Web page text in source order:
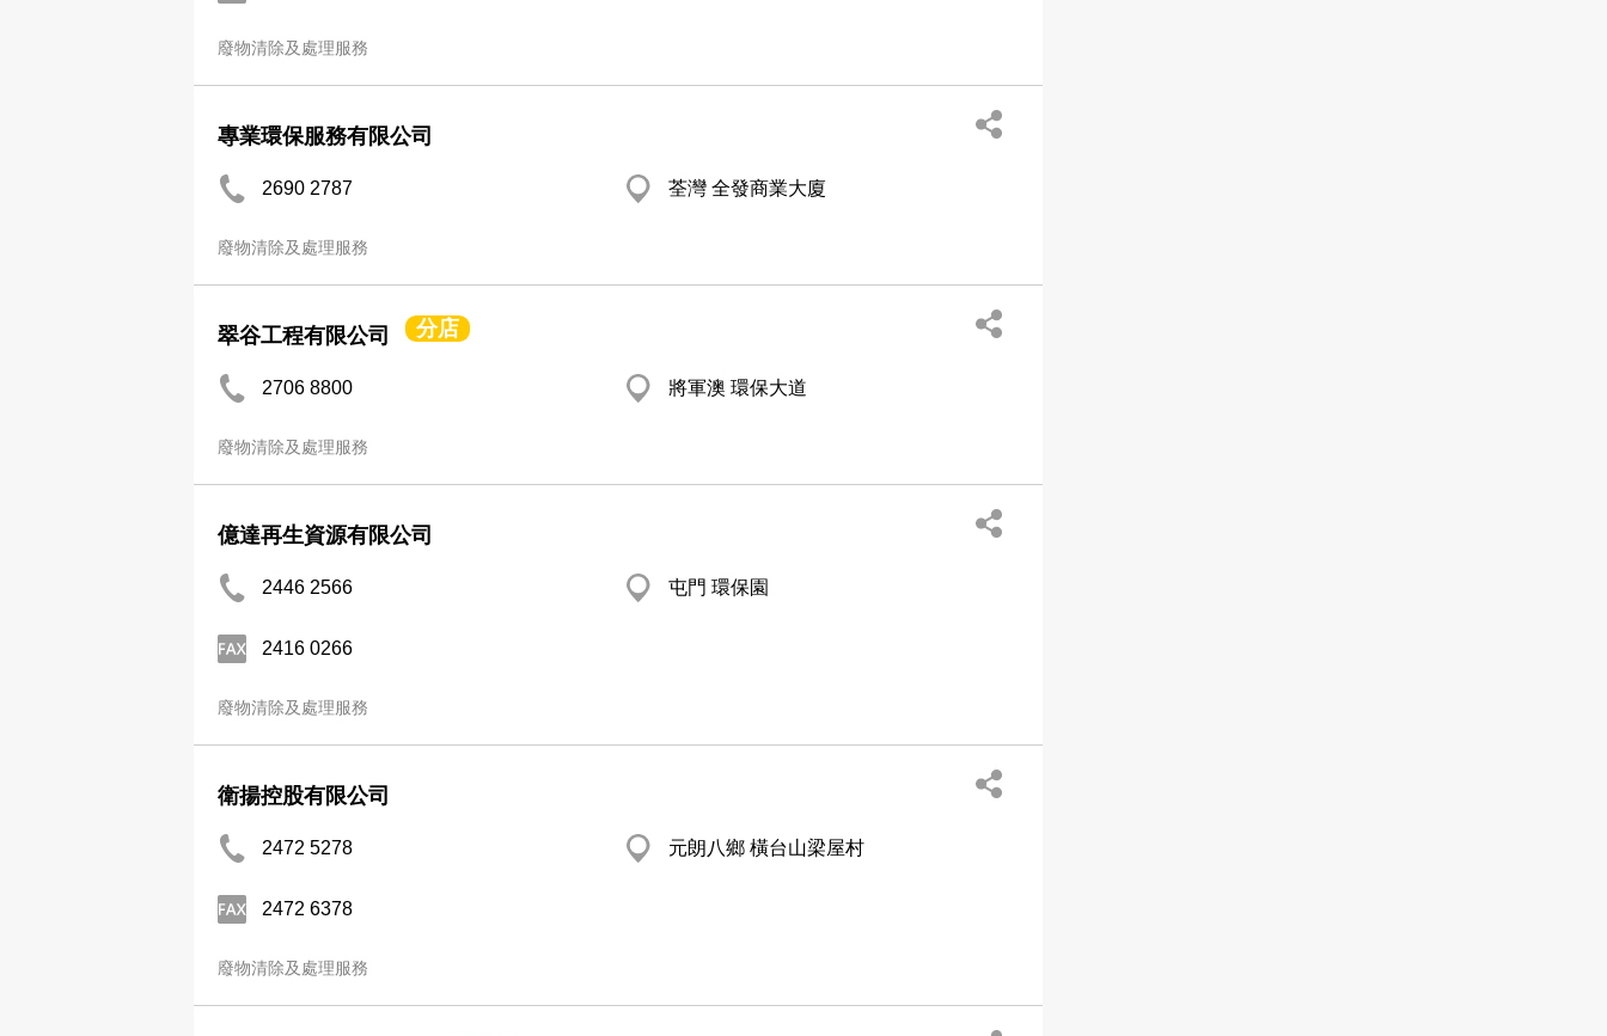
廢物清除及處理服務
專業環保服務有限公司
2690 2787 荃灣 全發商業大廈
廢物清除及處理服務
翠谷工程有限公司 分店
2706 8800 將軍澳 環保大道
廢物清除及處理服務
億達再生資源有限公司
2446 2566 屯門 環保園
2416 0266
廢物清除及處理服務
衛揚控股有限公司
2472 5278 元朗八鄉 橫台山梁屋村
2472 6378
廢物清除及處理服務